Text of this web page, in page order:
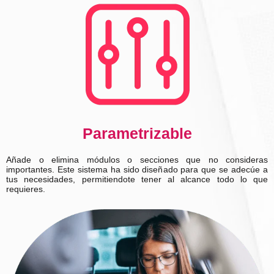
Parametrizable
Añade o elimina módulos o secciones que no consideras
importantes. Este sistema ha sido diseñado para que se adecúe a
tus necesidades, permitiendote tener al alcance todo lo que
requieres.